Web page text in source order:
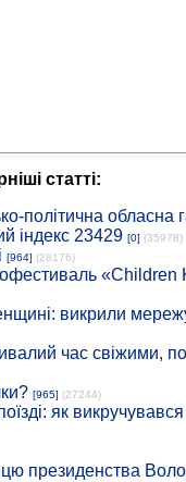
статті:
політична обласна
індекс 23429 [0] (35978)
[964] (28176)
«Children
викрили
час свіжими,
[965] (27244)
як
президенства